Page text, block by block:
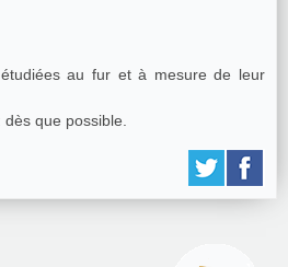
au fur et à mesure de leur
que possible.